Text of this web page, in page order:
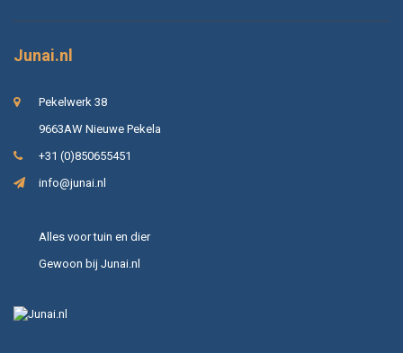
Junai.nl
Pekelwerk 38
9663AW Nieuwe Pekela
+31 (0)850655451
info@junai.nl
Alles voor tuin en dier
Gewoon bij Junai.nl